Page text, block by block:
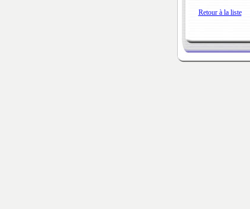
Retour à la liste